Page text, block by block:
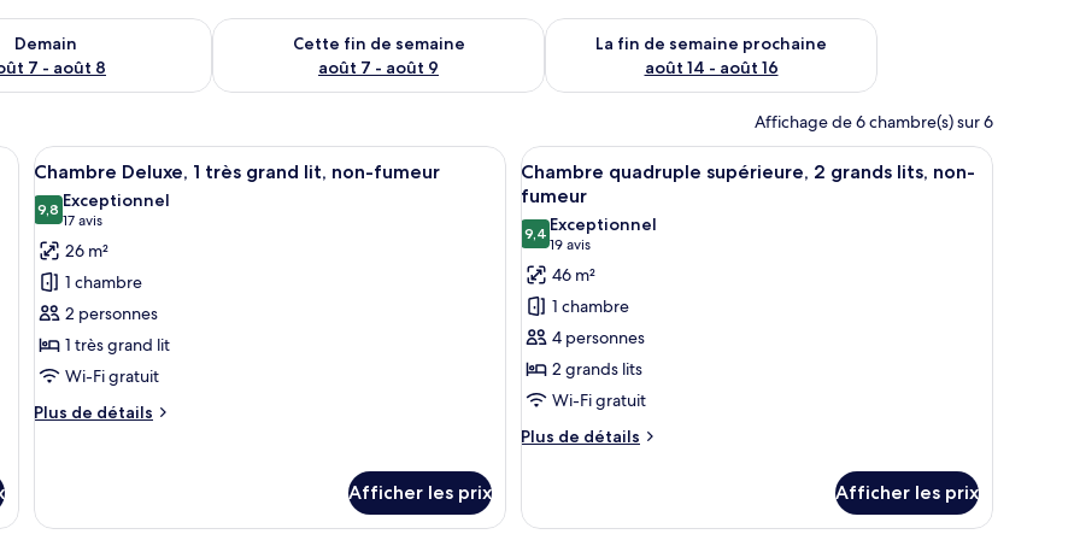
Demain
7 - août 8
pour demain août 7 - août 8
Cette fin de semaine
août 7 - août 9
Vérifier la disponibilité pour cette fin de semaine août 7 - août 9
La fin de semaine prochaine
août 14 - août 16
Vérifier la disponibilité pour la fin de semaine prochaine août
Affichage de 6 chambre(s) sur 6
grand lit, une table de chevet avec une lampe, un téléviseur fixé au mur et une fenêtre avec des rideaux.
Afficher
toutes
les
photos
pour
ce
type
de
chambre :
Chambre
grand
Une chambre moderne avec un grand lit, une table de chevet avec une lampe, un téléviseur fixé au mur et une
6
Chambre Deluxe, 1 très grand lit, non-fumeur
9,89,8 sur 10
Exceptionnel
17 avis
(17 avis)
26 m²
1 chambre
2 personnes
1 très grand lit
Wi-Fi gratuit
Plus de détails
Plus
Deluxe,
Afficher les prix
Afficher
toutes
les
photos
pour
ce
type
de
chambre :
Chambre
quadruple
grands
Une chambre d’hôtel moderne avec deux
7
Chambre quadruple supérieure, 2 grands lits, non-
fumeur
9,49,4 sur 10
Exceptionnel
19 avis
(19 avis)
46 m²
1 chambre
4 personnes
2 grands lits
Wi-Fi gratuit
Plus de détails
Plus
Chambre
Afficher les prix